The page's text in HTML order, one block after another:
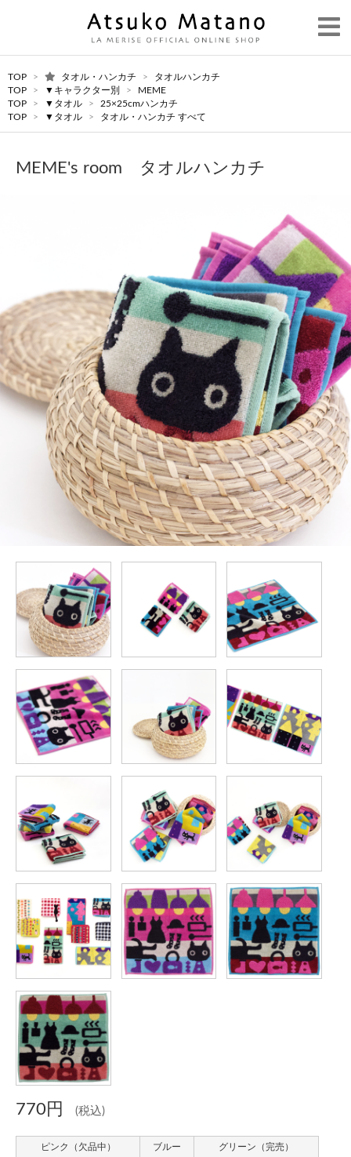
TOP > タオル・ハンカチ >
タオルハンカチ
TOP
> ▼キャラクター別 >
MEME
TOP
> ▼タオル >
25×25cmハンカチ
TOP
> ▼タオル > タオル・ハンカチ すべて
MEME's room タオルハンカチ
770円 (税込)